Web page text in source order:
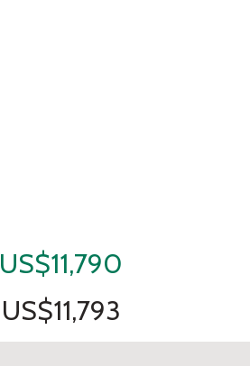
US$11,790
US$11,793